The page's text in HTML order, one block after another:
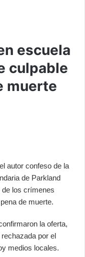
escuela
culpable
muerte
autor confeso de la
de Parkland
de los crímenes
de muerte.
la oferta,
por el
medios locales.